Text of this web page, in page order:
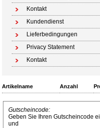
Kontakt
Kundendienst
Lieferbedingungen
Privacy Statement
Kontakt
Artikelname Anzahl
Gutscheincode:
Geben Sie Ihren Gutscheincode
und